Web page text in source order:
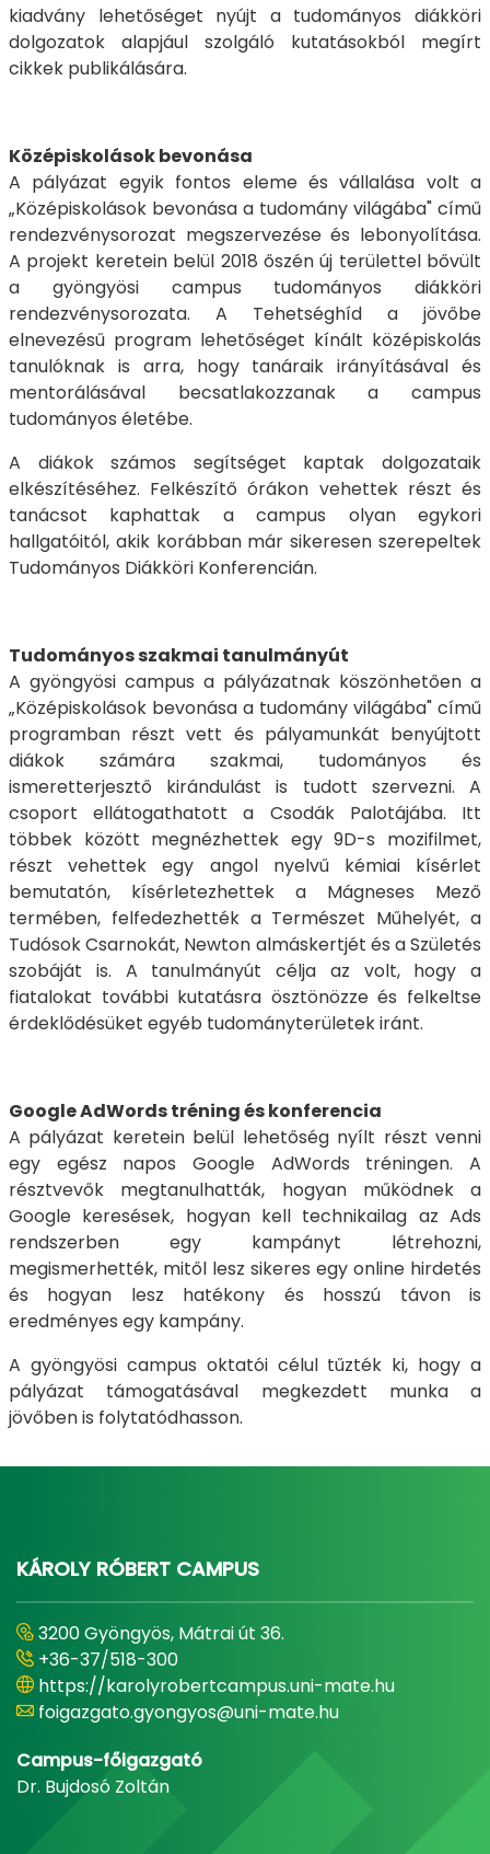
kiadvány lehetőséget nyújt a tudományos diákköri
dolgozatok alapjául szolgáló kutatásokból megírt
cikkek publikálására.
Középiskolások bevonása
A pályázat egyik fontos eleme és vállalása volt a
„Középiskolások bevonása a tudomány világába" című
rendezvénysorozat megszervezése és lebonyolítása.
A projekt keretein belül 2018 őszén új területtel bővült
a gyöngyösi campus tudományos diákköri
rendezvénysorozata. A Tehetséghíd a jövőbe
elnevezésű program lehetőséget kínált középiskolás
tanulóknak is arra, hogy tanáraik irányításával és
mentorálásával becsatlakozzanak a campus
tudományos életébe.
A diákok számos segítséget kaptak dolgozataik
elkészítéséhez. Felkészítő órákon vehettek részt és
tanácsot kaphattak a campus olyan egykori
hallgatóitól, akik korábban már sikeresen szerepeltek
Tudományos Diákköri Konferencián.
Tudományos szakmai tanulmányút
A gyöngyösi campus a pályázatnak köszönhetően a
„Középiskolások bevonása a tudomány világába" című
programban részt vett és pályamunkát benyújtott
diákok számára szakmai, tudományos és
ismeretterjesztő kirándulást is tudott szervezni. A
csoport ellátogathatott a Csodák Palotájába. Itt
többek között megnézhettek egy 9D-s mozifilmet,
részt vehettek egy angol nyelvű kémiai kísérlet
bemutatón, kísérletezhettek a Mágneses Mező
termében, felfedezhették a Természet Műhelyét, a
Tudósok Csarnokát, Newton almáskertjét és a Születés
szobáját is. A tanulmányút célja az volt, hogy a
fiatalokat további kutatásra ösztönözze és felkeltse
érdeklődésüket egyéb tudományterületek iránt.
Google AdWords tréning és konferencia
A pályázat keretein belül lehetőség nyílt részt venni
egy egész napos Google AdWords tréningen. A
résztvevők megtanulhatták, hogyan működnek a
Google keresések, hogyan kell technikailag az Ads
rendszerben egy kampányt létrehozni,
megismerhették, mitől lesz sikeres egy online hirdetés
és hogyan lesz hatékony és hosszú távon is
eredményes egy kampány.
A gyöngyösi campus oktatói célul tűzték ki, hogy a
pályázat támogatásával megkezdett munka a
jövőben is folytatódhasson.
KÁROLY RÓBERT CAMPUS
3200 Gyöngyös, Mátrai út 36.
+36-37/518-300
https://karolyrobertcampus.uni-mate.hu
foigazgato.gyongyos@uni-mate.hu
Campus-főigazgató
Dr. Bujdosó Zoltán